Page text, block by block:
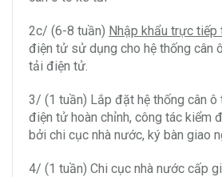
2c/ (6-8 tuần) Nhập khẩu trực tiếp
điện tử sử dụng cho hệ thống cân
tải điện tử.
3/ (1 tuần) Lắp đặt hệ thống cân ô
điện tử hoàn chỉnh, công tác kiểm
bởi chi cục nhà nước, ký bàn giao
4/ (1 tuần) Chi cục nhà nước cấp